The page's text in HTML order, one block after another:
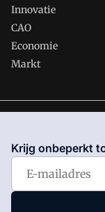
Innovatie
CAO
Economie
Markt
waar VMN media
volgende
Privacy en Cookie
Krijg onbeperkt